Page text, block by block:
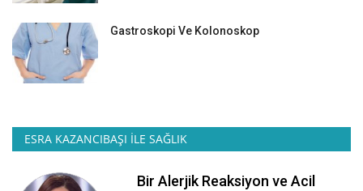
Gastroskopi Ve Kolonoskop
ESRA KAZANCIBAŞI İLE SAĞLIK
Bir Alerjik Reaksiyon ve Acil